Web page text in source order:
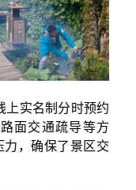
上实名制分时预约
面交通疏导等方
，确保了景区交